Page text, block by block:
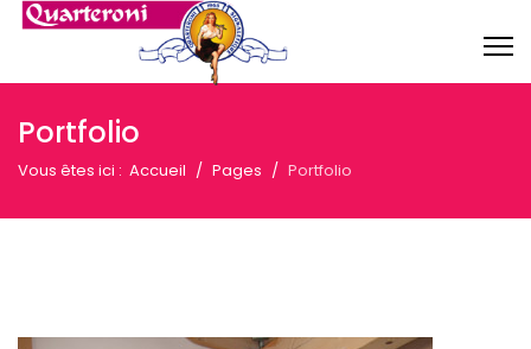
Portfolio
Vous êtes ici : Accueil Pages Portfolio